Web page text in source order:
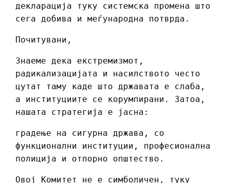
декларација туку системска промена што
сега добива и меѓународна потврда.
Почитувани,
Знаеме дека екстремизмот,
радикализацијата и насилството често
цутат таму каде што државата е слаба,
а институциите се корумпирани. Затоа,
нашата стратегија е јасна:
градење на сигурна држава, со
функционални институции, професионална
полиција и отпорно општество.
Овој Комитет не е симболичен, туку